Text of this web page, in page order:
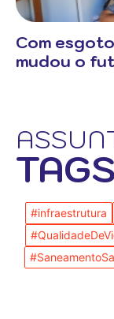
Com
mudou o
TAGS
#infraestrutura